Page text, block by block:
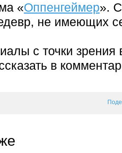
«Оппенгеймер».
не имеющих
с точки зрения
в